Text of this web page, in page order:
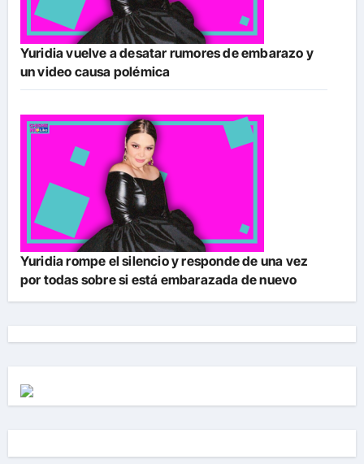
Yuridia vuelve a desatar rumores de embarazo y
un video causa polémica
Yuridia rompe el silencio y responde de una vez
por todas sobre si está embarazada de nuevo